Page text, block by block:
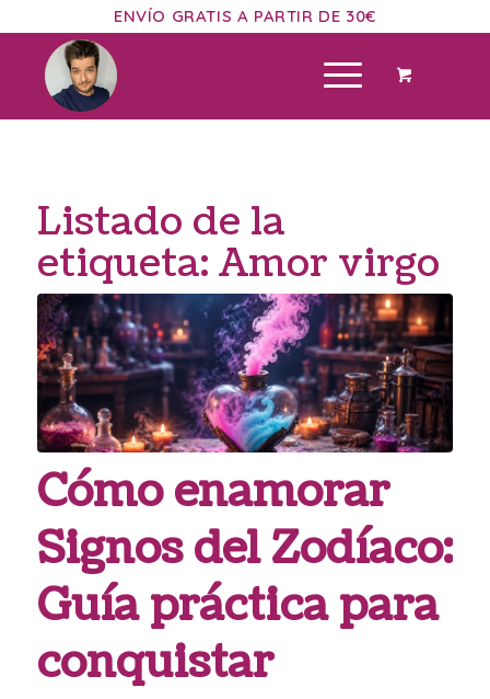
ENVÍO GRATIS A PARTIR DE 30€
Listado de la
etiqueta: Amor virgo
Cómo enamorar
Signos del Zodíaco:
Guía práctica para
conquistar